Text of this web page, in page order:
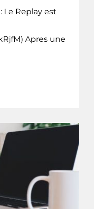
Le Replay est
Apres une